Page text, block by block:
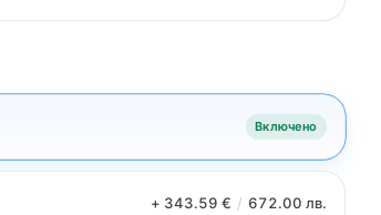
Включено
+ 343.59 € / 672.00 лв.